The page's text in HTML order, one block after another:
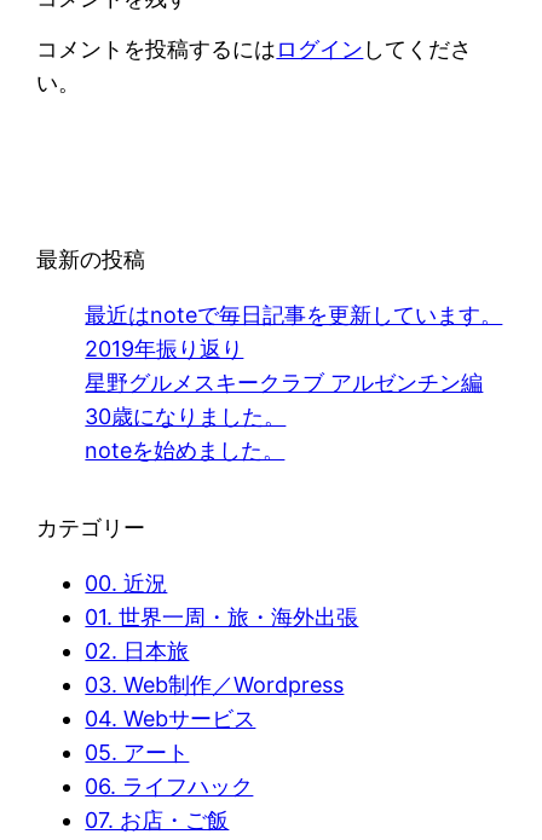
コメントを投稿するにはログイン してくださ
い。
最新の投稿
最近はnoteで毎日記事を更新しています。
2019年振り返り
星野グルメスキークラブ アルゼンチン編
30歳になりました。
noteを始めました。
カテゴリー
00. 近況
01. 世界一周・旅・海外出張
02. 日本旅
03. Web制作／Wordpress
04. Webサービス
05. アート
06. ライフハック
07. お店・ご飯